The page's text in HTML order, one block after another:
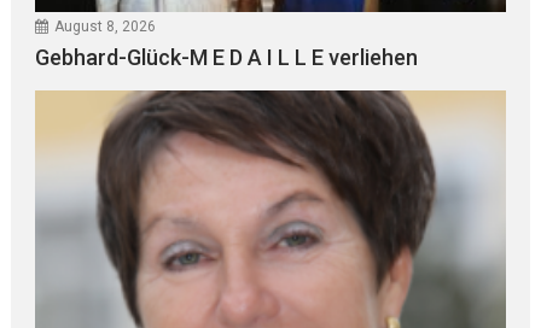
August 8, 2026
Gebhard-Glück-M E D A I L L E verliehen